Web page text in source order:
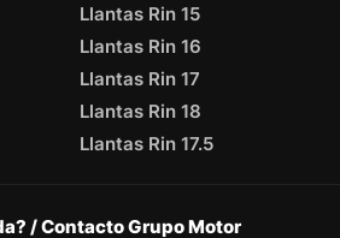
Llantas Rin 15
Llantas Rin 16
Llantas Rin 17
Llantas Rin 18
Llantas Rin 17.5
/ Contacto Grupo Motor